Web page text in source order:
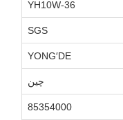
YH10W-36
SGS
YONG′DE
چین
85354000